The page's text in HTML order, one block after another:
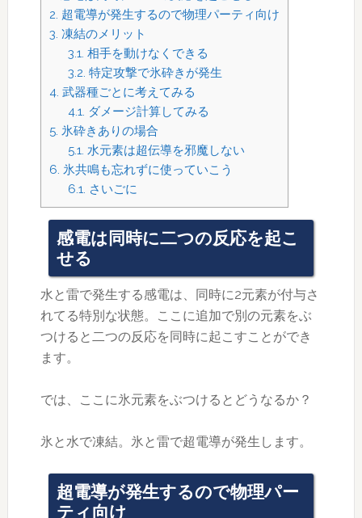
2. 超電導が発生するので物理パーティ向け
3. 凍結のメリット
3.1. 相手を動けなくできる
3.2. 特定攻撃で氷砕きが発生
4. 武器種ごとに考えてみる
4.1. ダメージ計算してみる
5. 氷砕きありの場合
5.1. 水元素は超伝導を邪魔しない
6. 氷共鳴も忘れずに使っていこう
6.1. さいごに
感電は同時に二つの反応を起こ
せる
水と雷で発生する感電は、同時に2元素が付与さ
れてる特別な状態。ここに追加で別の元素をぶ
つけると二つの反応を同時に起こすことができ
ます。
では、ここに氷元素をぶつけるとどうなるか？
氷と水で凍結。氷と雷で超電導が発生します。
超電導が発生するので物理パー
ティ向け